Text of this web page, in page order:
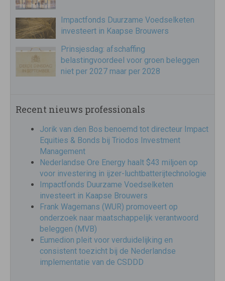
Impactfonds Duurzame Voedselketen
investeert in Kaapse Brouwers
Prinsjesdag: afschaffing
belastingvoordeel voor groen beleggen
niet per 2027 maar per 2028
Recent nieuws professionals
Jorik van den Bos benoemd tot directeur Impact
Equities & Bonds bij Triodos Investment
Management
Nederlandse Ore Energy haalt $43 miljoen op
voor investering in ijzer-luchtbatterijtechnologie
Impactfonds Duurzame Voedselketen
investeert in Kaapse Brouwers
Frank Wagemans (WUR) promoveert op
onderzoek naar maatschappelijk verantwoord
beleggen (MVB)
Eumedion pleit voor verduidelijking en
consistent toezicht bij de Nederlandse
implementatie van de CSDDD